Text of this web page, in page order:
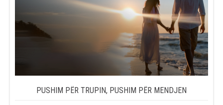
PUSHIM PËR TRUPIN, PUSHIM PËR MENDJEN